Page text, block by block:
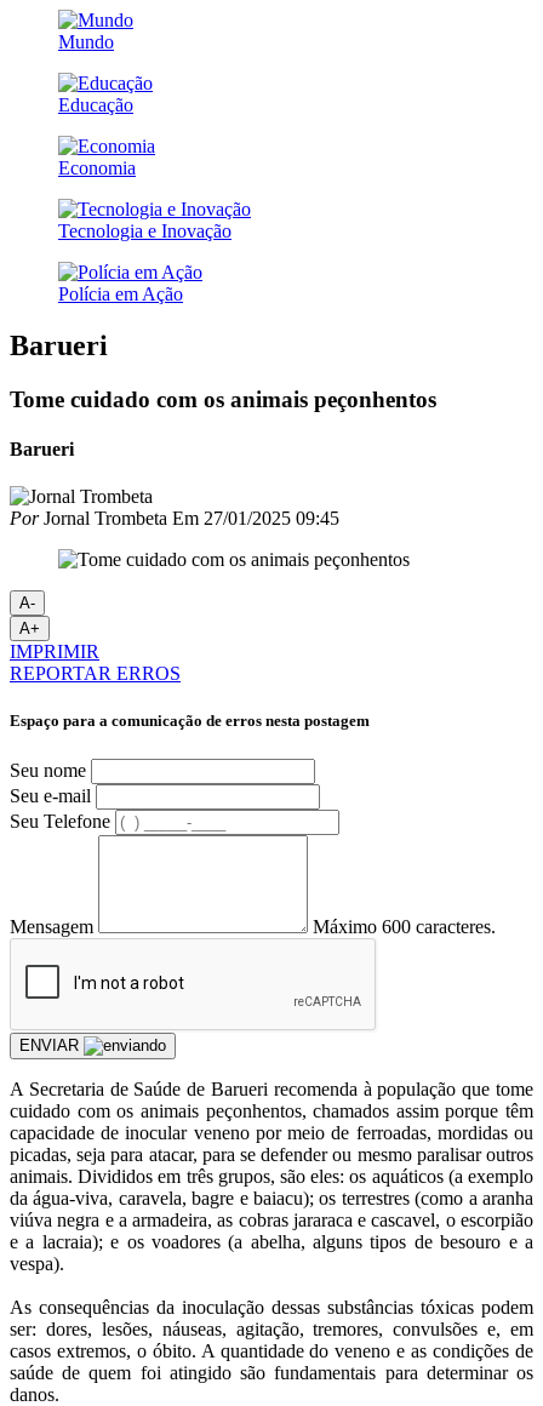
Mundo
Educação
Economia
Tecnologia e Inovação
Polícia em Ação
Barueri
Tome cuidado com os animais peçonhentos
Barueri
PorJornal Trombeta Em 27/01/2025 09:45
A-
A+
IMPRIMIR
REPORTAR ERROS
Espaço para a comunicação de erros nesta postagem
Seu nome
Seu e-mail
Seu Telefone
Mensagem Máximo 600 caracteres.
ENVIAR
A Secretaria de Saúde de Barueri recomenda à população que tome
cuidado com os animais peçonhentos, chamados assim porque têm
capacidade de inocular veneno por meio de ferroadas, mordidas ou
picadas, seja para atacar, para se defender ou mesmo paralisar outros
animais. Divididos em três grupos, são eles: os aquáticos (a exemplo
da água-viva, caravela, bagre e baiacu); os terrestres (como a aranha
viúva negra e a armadeira, as cobras jararaca e cascavel, o escorpião
e a lacraia); e os voadores (a abelha, alguns tipos de besouro e a
vespa).
As consequências da inoculação dessas substâncias tóxicas podem
ser: dores, lesões, náuseas, agitação, tremores, convulsões e, em
casos extremos, o óbito. A quantidade do veneno e as condições de
saúde de quem foi atingido são fundamentais para determinar os
danos.